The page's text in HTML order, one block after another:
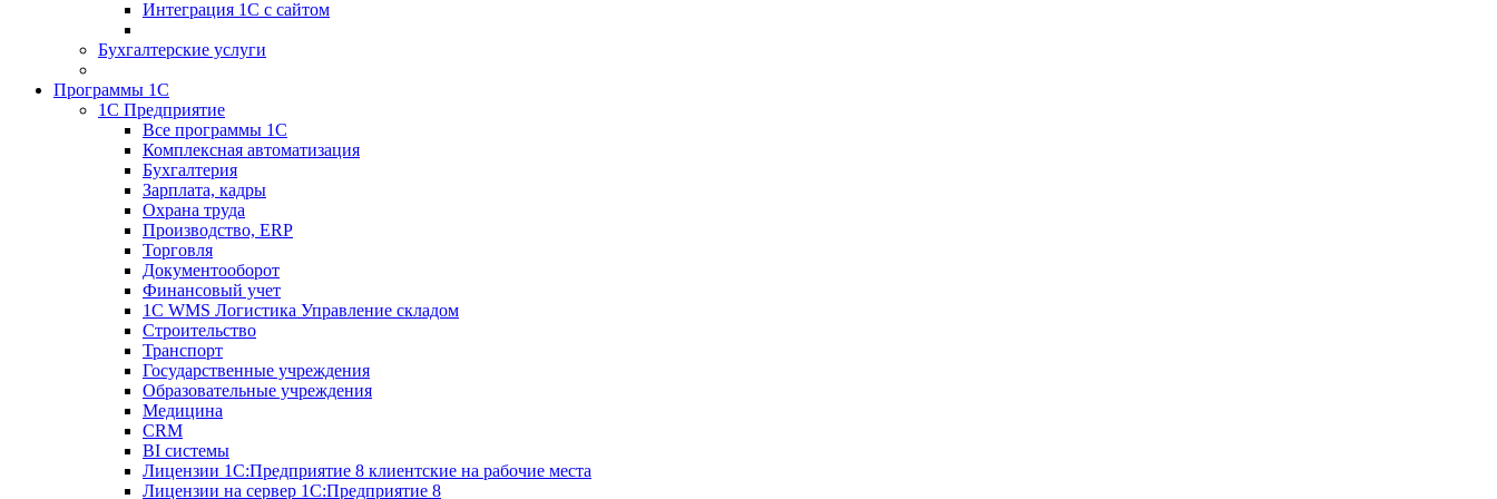
Интеграция 1С с сайтом
Бухгалтерские услуги
Программы 1С
1С Предприятие
Все программы 1С
Комплексная автоматизация
Бухгалтерия
Зарплата, кадры
Охрана труда
Производство, ERP
Торговля
Документооборот
Финансовый учет
1С WMS Логистика Управление складом
Строительство
Транспорт
Государственные учреждения
Образовательные учреждения
Медицина
CRM
BI системы
Лицензии 1С:Предприятие 8 клиентские на рабочие места
Лицензии на сервер 1С:Предприятие 8